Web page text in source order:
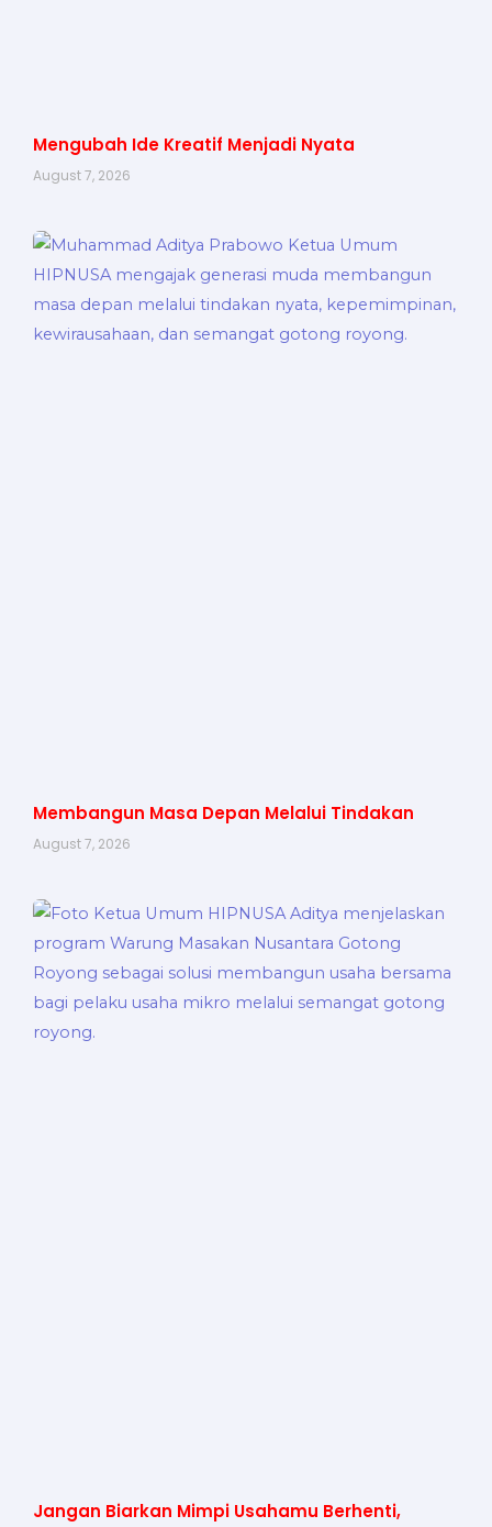
Mengubah Ide Kreatif Menjadi Nyata
August 7, 2026
Membangun Masa Depan Melalui Tindakan
August 7, 2026
Jangan Biarkan Mimpi Usahamu Berhenti,